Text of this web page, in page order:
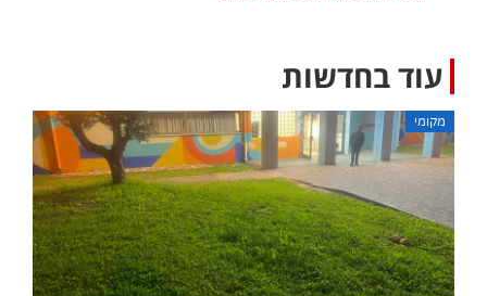
עוד בחדשות
מקומי